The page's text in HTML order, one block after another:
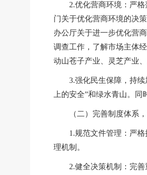
2.优化营商环境：严
门关于优化营商环境的决
办公厅关于进一步优化营
调查工作，了解市场主体
动山苍子产业、灵芝产业
3.强化民生保障，持
上的安全”和绿水青山。
（二）完善制度体系，
1.规范文件管理：严
理机制。
2.健全决策机制：完